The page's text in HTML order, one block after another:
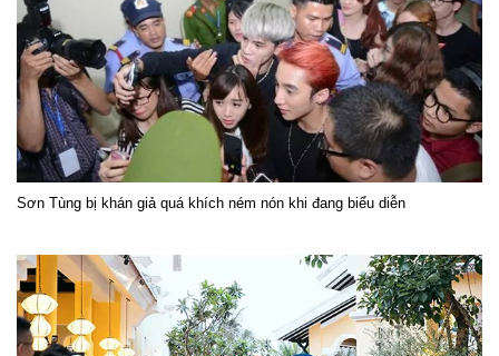
Sơn Tùng bị khán giả quá khích ném nón khi đang biểu diễn